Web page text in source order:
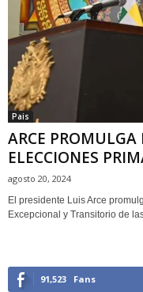
Pais
ARCE PROMULGA
ELECCIONES
agosto 20, 2024
El presidente Luis Arce
Excepcional y Transitorio de
91,523 Fans